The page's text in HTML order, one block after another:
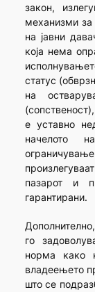
закон,
механизми
на јавни
која нема
статус
на
е уставно
начелото
пазарот и
гарантирани.
го
норма како
владеењето
што се